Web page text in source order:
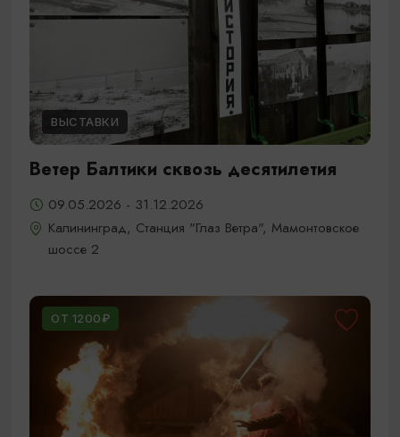
ВЫСТАВКИ
Ветер Балтики сквозь десятилетия
09.05.2026 - 31.12.2026
Калининград, Станция "Глаз Ветра", Мамонтовское
шоссе 2
ОТ 1200₽